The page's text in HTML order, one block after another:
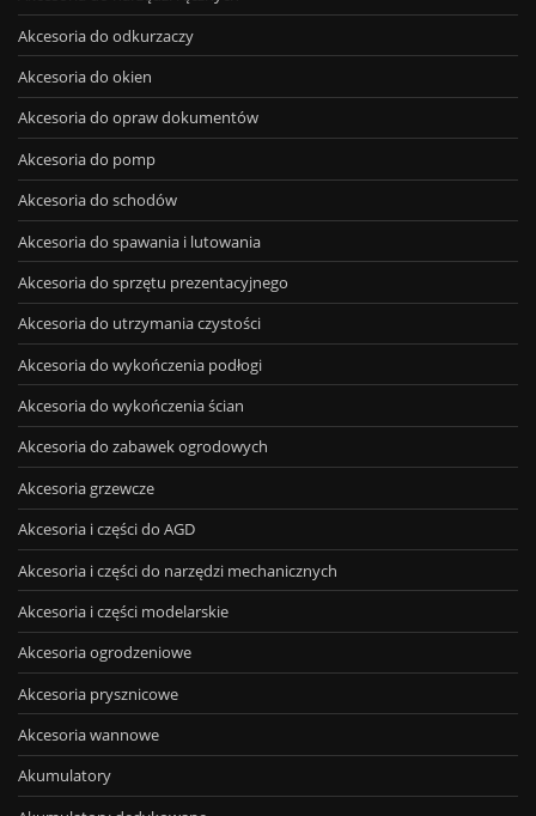
Akcesoria do odkurzaczy
Akcesoria do okien
Akcesoria do opraw dokumentów
Akcesoria do pomp
Akcesoria do schodów
Akcesoria do spawania i lutowania
Akcesoria do sprzętu prezentacyjnego
Akcesoria do utrzymania czystości
Akcesoria do wykończenia podłogi
Akcesoria do wykończenia ścian
Akcesoria do zabawek ogrodowych
Akcesoria grzewcze
Akcesoria i części do AGD
Akcesoria i części do narzędzi mechanicznych
Akcesoria i części modelarskie
Akcesoria ogrodzeniowe
Akcesoria prysznicowe
Akcesoria wannowe
Akumulatory